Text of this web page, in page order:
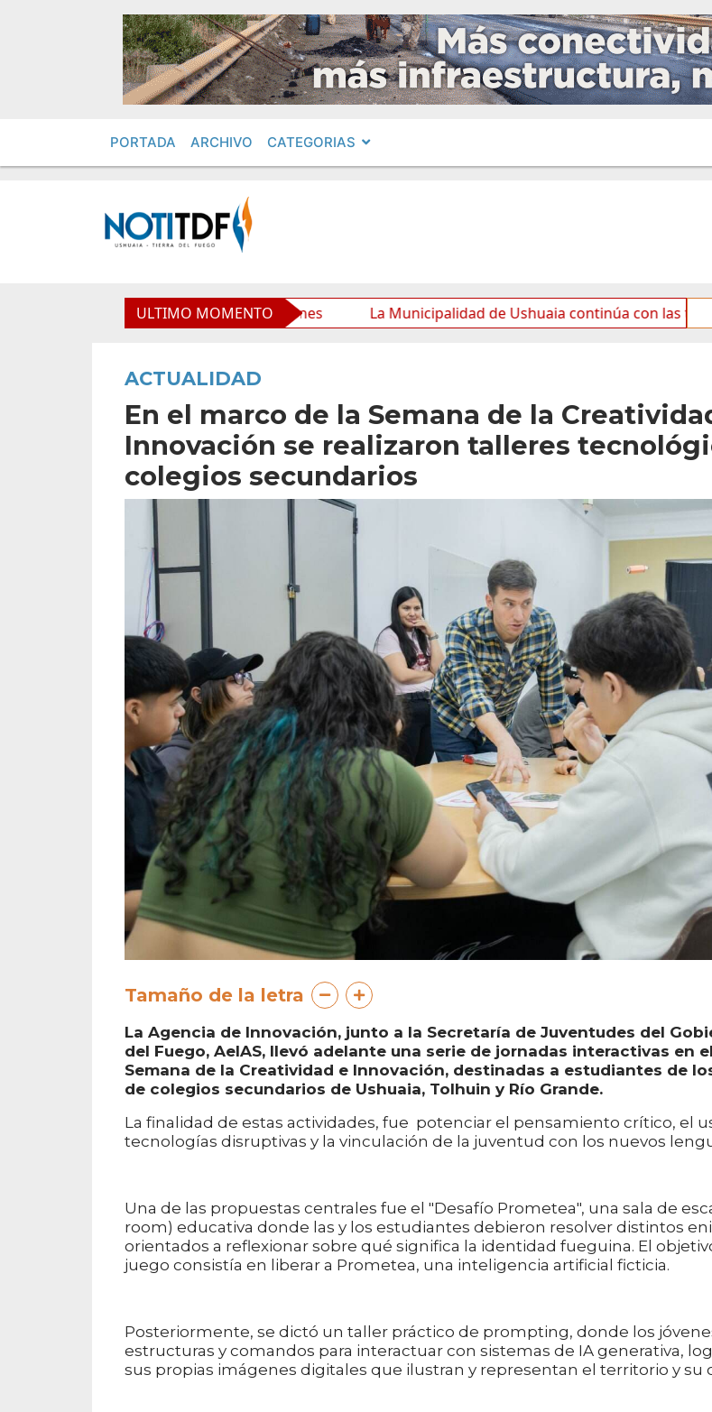
PORTADA ARCHIVO CATEGORIAS
ULTIMO MOMENTO
y mejora sus prestaciones La Municipalidad de Ushuaia continúa con las tareas de
ACTUALIDAD
En el marco de la Semana de la
Innovación se realizaron talleres
colegios secundarios
Tamaño de la letra
La Agencia de Innovación, junto a la Secretaría de Juventudes del
del Fuego, AeIAS, llevó adelante una serie de jornadas interactivas en
Semana de la Creatividad e Innovación, destinadas a estudiantes de
de colegios secundarios de Ushuaia, Tolhuin y Río Grande.
La finalidad de estas actividades, fue potenciar el pensamiento crítico, el
tecnologías disruptivas y la vinculación de la juventud con los nuevos
Una de las propuestas centrales fue el "Desafío Prometea", una sala de
room) educativa donde las y los estudiantes debieron resolver distintos
orientados a reflexionar sobre qué significa la identidad fueguina. El
juego consistía en liberar a Prometea, una inteligencia artificial ficticia.
Posteriormente, se dictó un taller práctico de prompting, donde los
estructuras y comandos para interactuar con sistemas de IA generativa,
sus propias imágenes digitales que ilustran y representan el territorio y su